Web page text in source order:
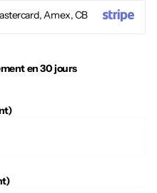
Amex, CB
en 30 jours